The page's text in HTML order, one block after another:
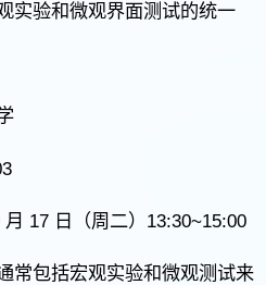
实验和微观界面测试的统一
月 17 日（周二） 13:30~15:00
常包括宏观实验和微观测试来